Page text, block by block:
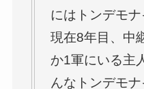
にはトンデモ
現在8年目、中
か1軍にいる主
んなトンデモ